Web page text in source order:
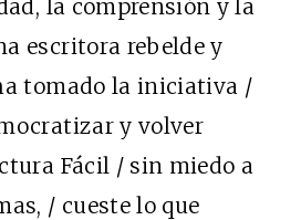
la comprensión y la
escritora rebelde y
tomado la iniciativa /
y volver
Fácil / sin miedo a
/ cueste lo que